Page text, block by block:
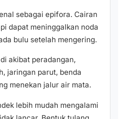
sebagai epifora. Cairan
dapat meninggalkan noda
bulu setelah mengering.
akibat peradangan,
jaringan parut, benda
menekan jalur air mata.
lebih mudah mengalami